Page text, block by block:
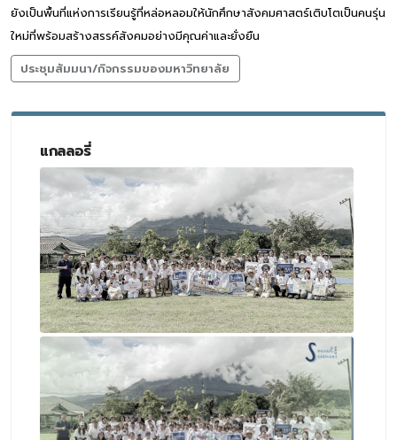
ยังเป็นพื้นที่แห่งการเรียนรู้ที่หล่อหลอมให้นักศึกษาสังคมศาสตร์เติบโตเป็นคนรุ่น
ใหม่ที่พร้อมสร้างสรรค์สังคมอย่างมีคุณค่าและยั่งยืน
ประชุมสัมมนา/กิจกรรมของมหาวิทยาลัย
แกลลอรี่